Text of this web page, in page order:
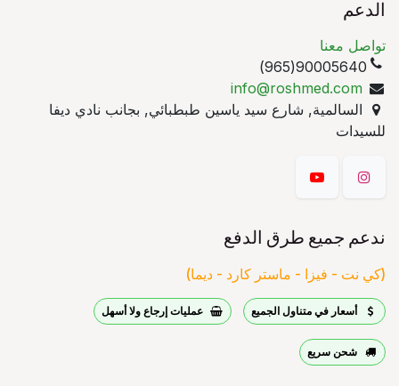
الدعم
تواصل معنا
90005640(965)
info@roshmed.com
السالمية, شارع سيد ياسين طبطبائي, بجانب نادي ديفا
للسيدات
ندعم جميع طرق الدفع
(كي نت - فيزا - ماستر كارد - ديما)
أسعار في متناول الجميع عمليات إرجاع ولا أسهل
شحن سريع